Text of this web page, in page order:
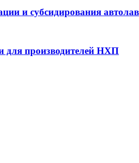
и субсидирования
для производителей НХП